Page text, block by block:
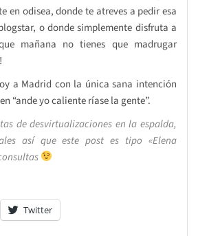
en odisea, donde te atreves a pedir esa
o donde simplemente disfruta a
mañana no tienes que madrugar
a Madrid con la única sana intención
“ande yo caliente ríase la gente”.
de desvirtualizaciones en la espalda,
así que este post es tipo «Elena
Twitter